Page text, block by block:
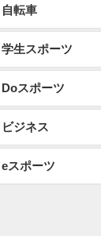
自転車
学生スポーツ
Doスポーツ
ビジネス
eスポーツ